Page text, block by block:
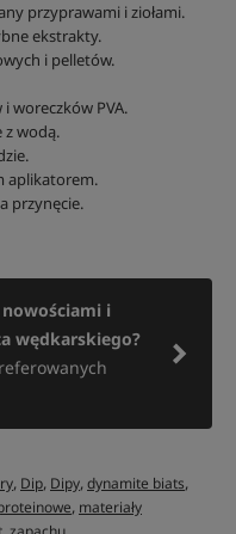
przyprawami i ziołami.
ekstrakty.
i pelletów.
woreczków PVA.
z wodą.
aplikatorem.
przynęcie.
nowościami i
wędkarskiego?
, Dip, Dipy,dynamite biats,
, materiały